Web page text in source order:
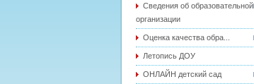
Сведения об образовательной
организации
Оценка качества обра...
Летопись ДОУ
ОНЛАЙН детский сад